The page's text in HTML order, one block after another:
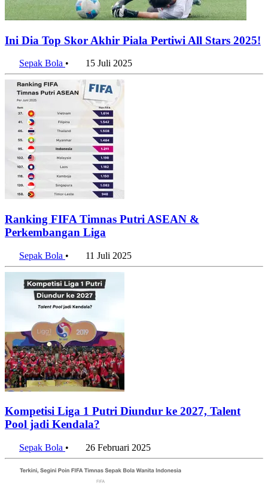
Ini Dia Top Skor Akhir Piala Pertiwi All Stars 2025!
Sepak Bola • 15 Juli 2025
Ranking FIFA Timnas Putri ASEAN &
Perkembangan Liga
Sepak Bola • 11 Juli 2025
Kompetisi Liga 1 Putri Diundur ke 2027, Talent
Pool jadi Kendala?
Sepak Bola • 26 Februari 2025